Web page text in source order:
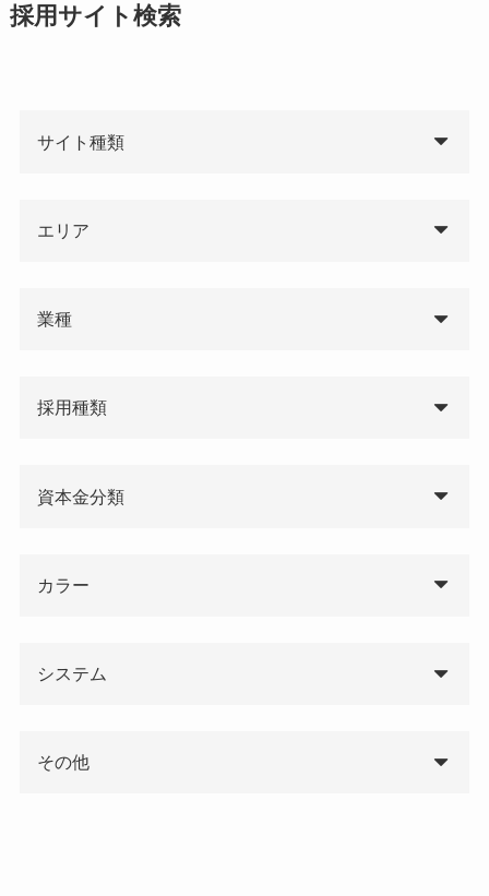
採用サイト検索
サイト種類
エリア
業種
採用種類
資本金分類
カラー
システム
その他